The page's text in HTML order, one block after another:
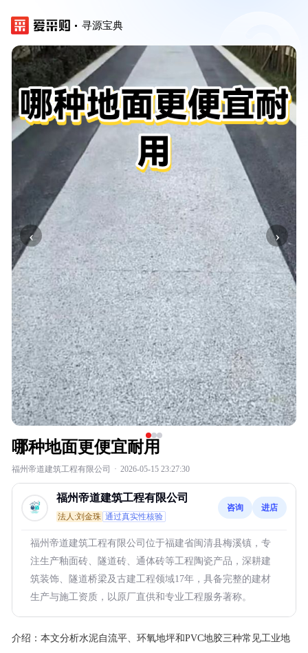
寻源宝典
‹ ›
哪种地面更便宜耐用
福州帝道建筑工程有限公司 · 2026-05-15 23:27:30
福州帝道建筑工程有限公司
法人:刘金珠 通过真实性核验
咨询 进店
福州帝道建筑工程有限公司位于福建省闽清县梅溪镇，专
注生产釉面砖、隧道砖、通体砖等工程陶瓷产品，深耕建
筑装饰、隧道桥梁及古建工程领域17年，具备完整的建材
生产与施工资质，以原厂直供和专业工程服务著称。
介绍： 本文分析水泥自流平、环氧地坪和PVC地胶三种常见工业地